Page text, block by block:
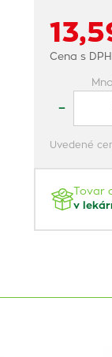
Cena s DPH
–
Uvedené
Tovar
v